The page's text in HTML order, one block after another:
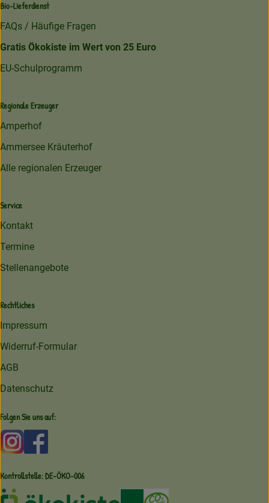
Bio-Lieferdienst
FAQs / Häufige Fragen
Gratis Ökokiste im Wert von 25 Euro
EU-Schulprogramm
Regionale Erzeuger
Amperhof
Ammersee Kräuterhof
Alle regionalen Erzeuger
Service
Kontakt
Termine
Stellenangebote
Rechtliches
Impressum
Widerruf-Formular
AGB
Datenschutz
Folgen Sie uns auf:
Externer Link zu https://www.instagram.com/
Kontrollstelle: DE-ÖKO-006
Externer Link zu /ueber-uns/
Externer Link zu /regionale-
Externer Link zu /